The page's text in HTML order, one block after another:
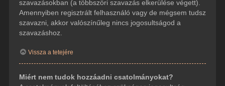
szavazásokban (a többszöri szavazás elkerülése végett).
Amennyiben regisztrált felhasználó vagy de mégsem tudsz
szavazni, akkor valószínűleg nincs jogosultságod a
szavazáshoz.
Vissza a tetejére
Miért nem tudok hozzáadni csatolmányokat?